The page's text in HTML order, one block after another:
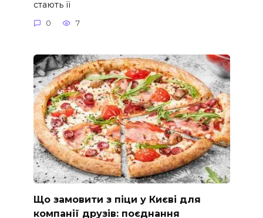
стають її
0 7
Що замовити з піци у Києві для
компанії друзів: поєднання